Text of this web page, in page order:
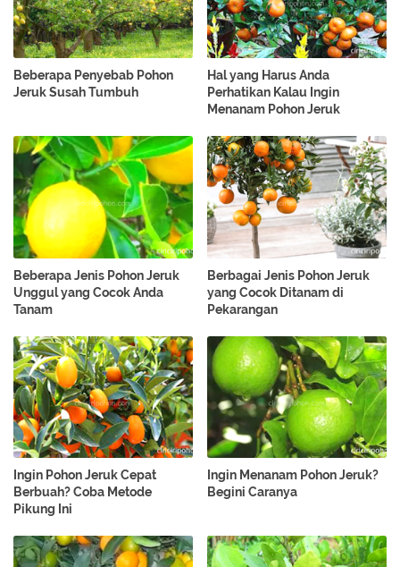
Beberapa Penyebab Pohon
Jeruk Susah Tumbuh
Hal yang Harus Anda
Perhatikan Kalau Ingin
Menanam Pohon Jeruk
Beberapa Jenis Pohon Jeruk
Unggul yang Cocok Anda
Tanam
Berbagai Jenis Pohon Jeruk
yang Cocok Ditanam di
Pekarangan
Ingin Pohon Jeruk Cepat
Berbuah? Coba Metode
Pikung Ini
Ingin Menanam Pohon Jeruk?
Begini Caranya